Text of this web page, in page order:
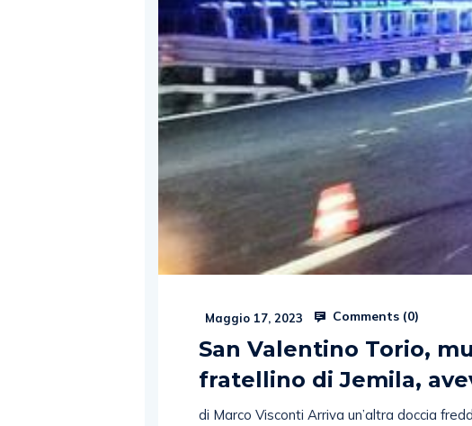
Maggio 17, 2023 Comments (0)
San Valentino Torio,
fratellino di Jemila,
di Marco Visconti Arriva un’altra doccia